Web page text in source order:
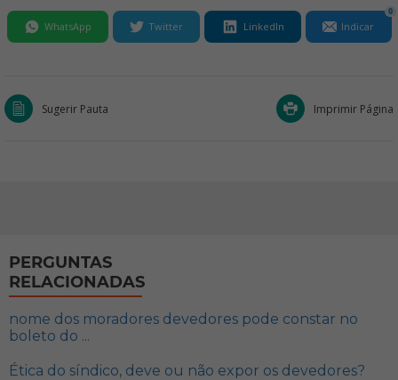
WhatsApp Twitter LinkedIn Indicar
0
Sugerir Pauta Imprimir Página
PERGUNTAS
RELACIONADAS
nome dos moradores devedores pode constar no
boleto do ...
Ética do síndico, deve ou não expor os devedores?